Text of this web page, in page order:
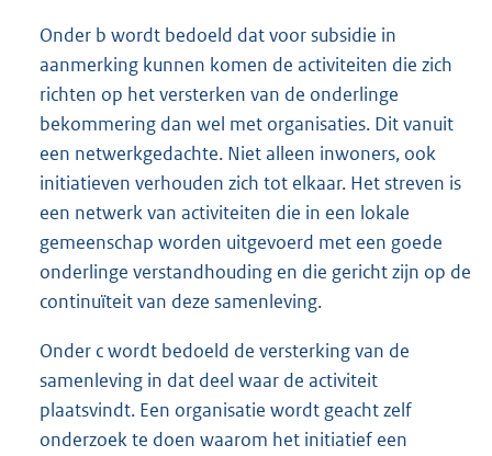
Onder b wordt bedoeld dat voor subsidie in
aanmerking kunnen komen de activiteiten die zich
richten op het versterken van de onderlinge
bekommering dan wel met organisaties. Dit vanuit
een netwerkgedachte. Niet alleen inwoners, ook
initiatieven verhouden zich tot elkaar. Het streven is
een netwerk van activiteiten die in een lokale
gemeenschap worden uitgevoerd met een goede
onderlinge verstandhouding en die gericht zijn op de
continuïteit van deze samenleving.
Onder c wordt bedoeld de versterking van de
samenleving in dat deel waar de activiteit
plaatsvindt. Een organisatie wordt geacht zelf
onderzoek te doen waarom het initiatief een